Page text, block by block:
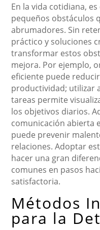
En la vida cotidiana,
pequeños obstáculos
abrumadores. Sin
práctico y soluciones
transformar estos
mejora. Por ejemplo,
eficiente puede
productividad; utilizar
tareas permite
los objetivos diarios.
comunicación abierta
puede prevenir
relaciones. Adoptar
hacer una gran
comunes en pasos
satisfactoria.
Métodos
para la